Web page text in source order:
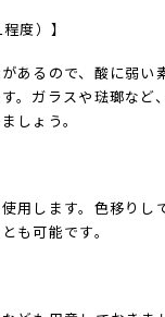
度）】
あるので、酸に弱い
。ガラスや琺瑯など
しょう。
用します。色移りし
も可能です。